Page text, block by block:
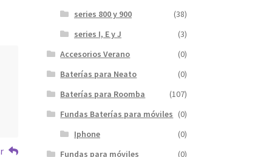
series 800 y 900
(38)
series I, E y J
(3)
Accesorios Verano
(0)
Baterías para Neato
(0)
Baterías para Roomba
(107)
Fundas Baterías para móviles (0)
Iphone
(0)
Fundas para móviles
(0)